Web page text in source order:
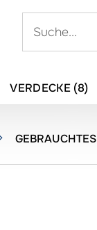
VERDECKE (8)
GEBRAUCHTES